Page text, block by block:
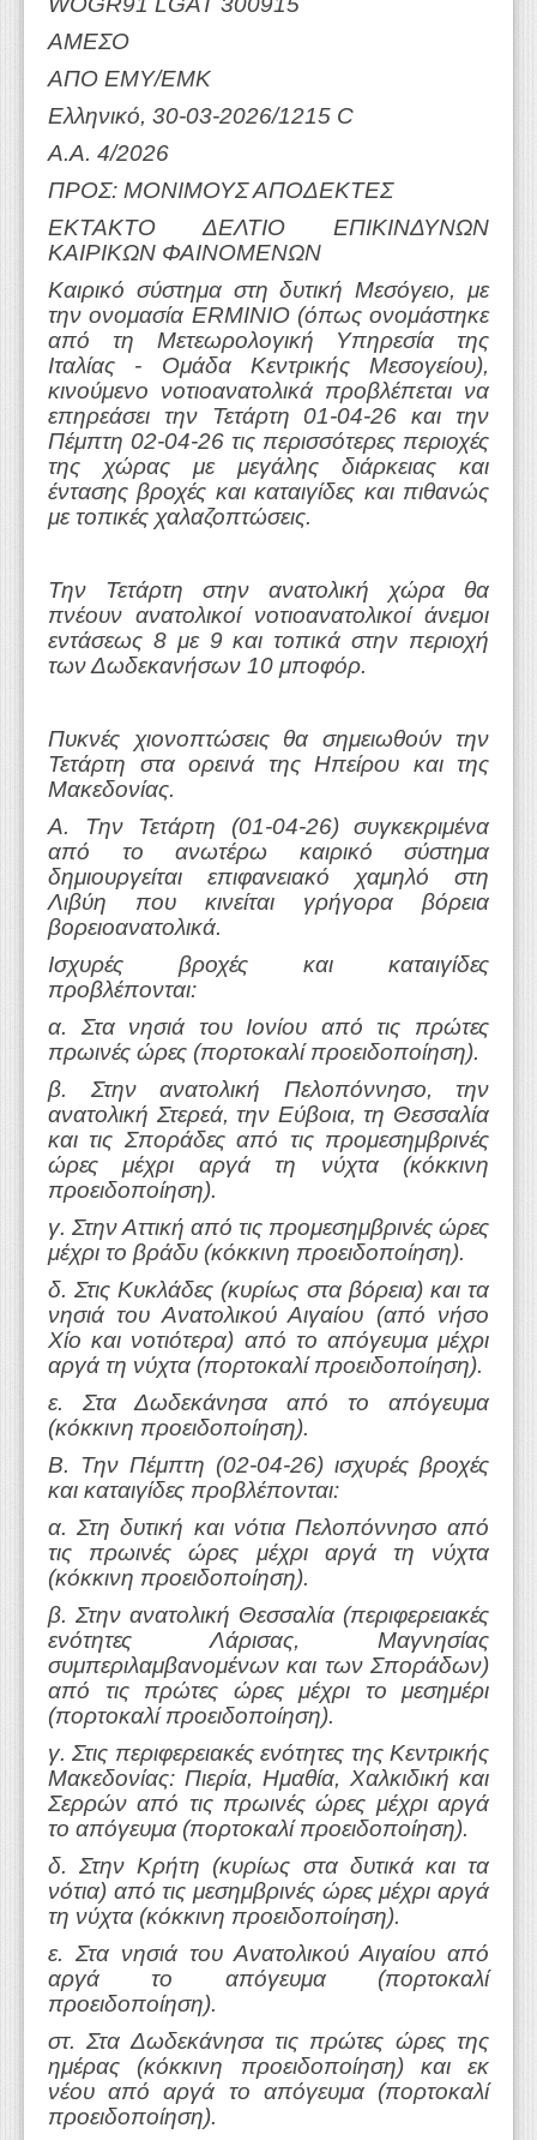
ΑΜΕΣΟ
ΑΠΟ ΕΜΥ/ΕΜΚ
Ελληνικό, 30-03-2026/1215 C
Α.Α. 4/2026
ΠΡΟΣ: ΜΟΝΙΜΟΥΣ ΑΠΟΔΕΚΤΕΣ
ΕΚΤΑΚΤΟ ΔΕΛΤΙΟ ΕΠΙΚΙΝΔΥΝΩΝ
ΚΑΙΡΙΚΩΝ ΦΑΙΝΟΜΕΝΩΝ
Καιρικό σύστημα στη δυτική Μεσόγειο, με
την ονομασία ERMINIO (όπως ονομάστηκε
από τη Μετεωρολογική Υπηρεσία της
Ιταλίας - Ομάδα Κεντρικής Μεσογείου),
κινούμενο νοτιοανατολικά προβλέπεται να
επηρεάσει την Τετάρτη 01-04-26 και την
Πέμπτη 02-04-26 τις περισσότερες περιοχές
της χώρας με μεγάλης διάρκειας και
έντασης βροχές και καταιγίδες και πιθανώς
με τοπικές χαλαζοπτώσεις.
Την Τετάρτη στην ανατολική χώρα θα
πνέουν ανατολικοί νοτιοανατολικοί άνεμοι
εντάσεως 8 με 9 και τοπικά στην περιοχή
των Δωδεκανήσων 10 μποφόρ.
Πυκνές χιονοπτώσεις θα σημειωθούν την
Τετάρτη στα ορεινά της Ηπείρου και της
Μακεδονίας.
Α. Την Τετάρτη (01-04-26) συγκεκριμένα
από το ανωτέρω καιρικό σύστημα
δημιουργείται επιφανειακό χαμηλό στη
Λιβύη που κινείται γρήγορα βόρεια
βορειοανατολικά.
Ισχυρές βροχές και καταιγίδες
προβλέπονται:
α. Στα νησιά του Ιονίου από τις πρώτες
πρωινές ώρες (πορτοκαλί προειδοποίηση).
β. Στην ανατολική Πελοπόννησο, την
ανατολική Στερεά, την Εύβοια, τη Θεσσαλία
και τις Σποράδες από τις προμεσημβρινές
ώρες μέχρι αργά τη νύχτα (κόκκινη
προειδοποίηση).
γ. Στην Αττική από τις προμεσημβρινές ώρες
μέχρι το βράδυ (κόκκινη προειδοποίηση).
δ. Στις Κυκλάδες (κυρίως στα βόρεια) και τα
νησιά του Ανατολικού Αιγαίου (από νήσο
Χίο και νοτιότερα) από το απόγευμα μέχρι
αργά τη νύχτα (πορτοκαλί προειδοποίηση).
ε. Στα Δωδεκάνησα από το απόγευμα
(κόκκινη προειδοποίηση).
Β. Την Πέμπτη (02-04-26) ισχυρές βροχές
και καταιγίδες προβλέπονται:
α. Στη δυτική και νότια Πελοπόννησο από
τις πρωινές ώρες μέχρι αργά τη νύχτα
(κόκκινη προειδοποίηση).
β. Στην ανατολική Θεσσαλία (περιφερειακές
ενότητες Λάρισας, Μαγνησίας
συμπεριλαμβανομένων και των Σποράδων)
από τις πρώτες ώρες μέχρι το μεσημέρι
(πορτοκαλί προειδοποίηση).
γ. Στις περιφερειακές ενότητες της Κεντρικής
Μακεδονίας: Πιερία, Ημαθία, Χαλκιδική και
Σερρών από τις πρωινές ώρες μέχρι αργά
το απόγευμα (πορτοκαλί προειδοποίηση).
δ. Στην Κρήτη (κυρίως στα δυτικά και τα
νότια) από τις μεσημβρινές ώρες μέχρι αργά
τη νύχτα (κόκκινη προειδοποίηση).
ε. Στα νησιά του Ανατολικού Αιγαίου από
αργά το απόγευμα (πορτοκαλί
προειδοποίηση).
στ. Στα Δωδεκάνησα τις πρώτες ώρες της
ημέρας (κόκκινη προειδοποίηση) και εκ
νέου από αργά το απόγευμα (πορτοκαλί
προειδοποίηση).